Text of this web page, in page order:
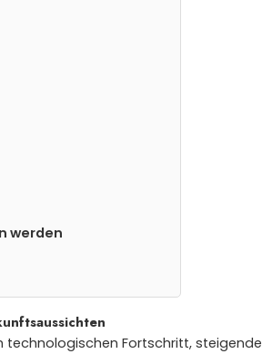
werden
technologischen Fortschritt, steigende